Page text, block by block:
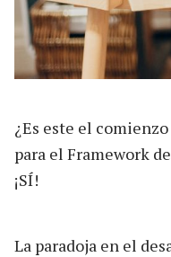
¿Es este el
para el Framework
¡SÍ!
La paradoja en el